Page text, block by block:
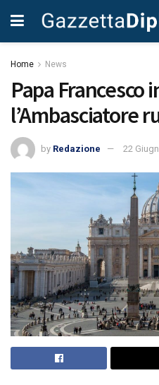
Home News
Papa Francesco
l’Ambasciatore
by Redazione 22